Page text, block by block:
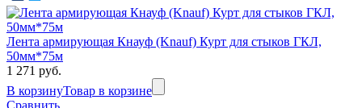
Лента армирующая Кнауф (Knauf) Курт для стыков ГКЛ,
50мм*75м
1 271 руб.
В корзинуТовар в корзине
Сравнить